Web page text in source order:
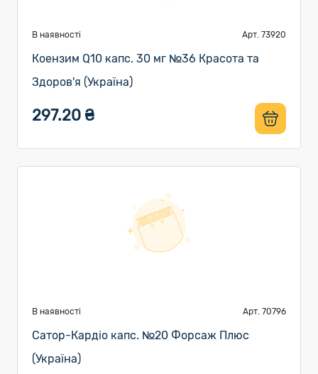
В наявності Арт. 73920
Коензим Q10 капс. 30 мг №36 Красота та
Здоров'я (Україна)
297.20 ₴
В наявності Арт. 70796
Сатор-Кардіо капс. №20 Форсаж Плюс
(Україна)